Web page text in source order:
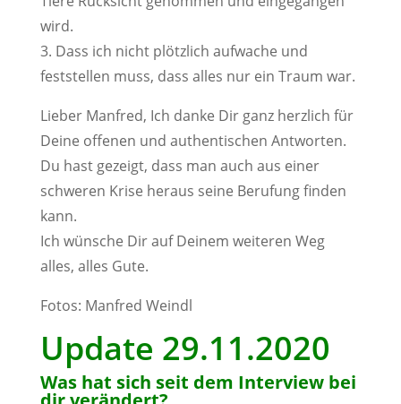
wird.
3. Dass ich nicht plötzlich aufwache und
feststellen muss, dass alles nur ein Traum war.
Lieber Manfred, Ich danke Dir ganz herzlich für
Deine offenen und authentischen Antworten.
Du hast gezeigt, dass man auch aus einer
schweren Krise heraus seine Berufung finden
kann.
Ich wünsche Dir auf Deinem weiteren Weg
alles, alles Gute.
Fotos: Manfred Weindl
Update 29.11.2020
Was hat sich seit dem Interview bei